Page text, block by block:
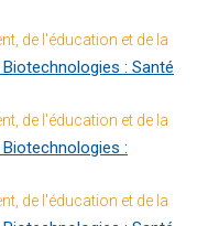
de l'éducation et de la
Biotechnologies : Santé
de l'éducation et de la
Biotechnologies :
de l'éducation et de la